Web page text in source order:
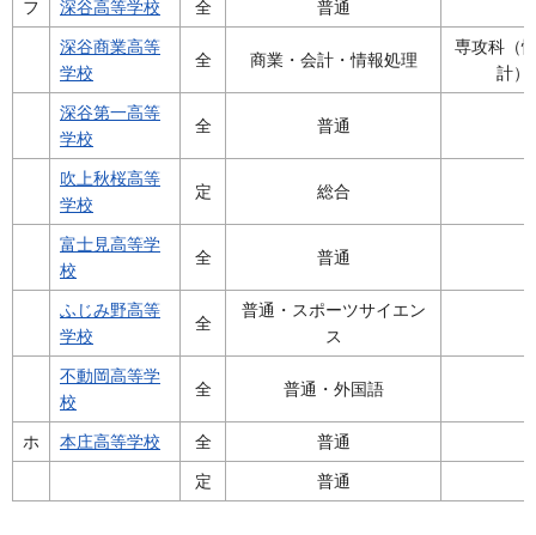
フ 深谷高等学校 全 普通
深谷商業高等
学校
全 商業・会計・情報処理
専攻科（
計）
深谷第一高等
学校
全 普通
吹上秋桜高等
学校
定 総合
富士見高等学
校
全 普通
ふじみ野高等
学校
全
普通・スポーツサイエン
ス
不動岡高等学
校
全 普通・外国語
ホ 本庄高等学校 全 普通
定 普通